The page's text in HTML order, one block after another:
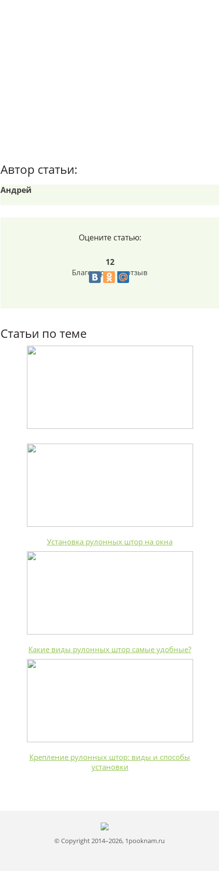
Автор статьи:
Андрей
Оцените статью:
12
Благодарим за отзыв
Статьи по теме
Установка рулонных штор на окна
Какие виды рулонных штор самые удобные?
Крепление рулонных штор: виды и способы
установки
© Copyright 2014–2026, 1pooknam.ru